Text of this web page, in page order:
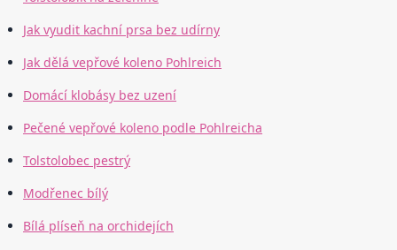
Jak vyudit kachní prsa bez udírny
Jak dělá vepřové koleno Pohlreich
Domácí klobásy bez uzení
Pečené vepřové koleno podle Pohlreicha
Tolstolobec pestrý
Modřenec bílý
Bílá plíseň na orchidejích